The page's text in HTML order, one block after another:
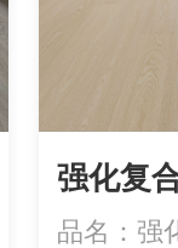
强化复
品名：强